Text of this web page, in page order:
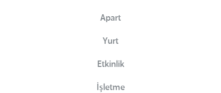
Apart
Yurt
Etkinlik
İşletme